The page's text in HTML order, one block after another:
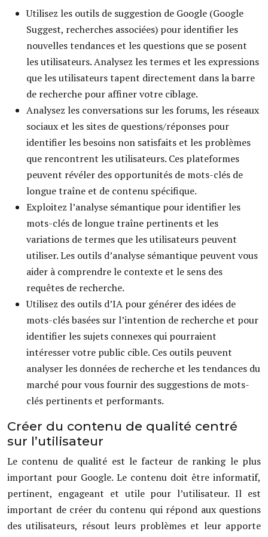
Utilisez les outils de suggestion de Google (Google
Suggest, recherches associées) pour identifier les
nouvelles tendances et les questions que se posent
les utilisateurs. Analysez les termes et les expressions
que les utilisateurs tapent directement dans la barre
de recherche pour affiner votre ciblage.
Analysez les conversations sur les forums, les réseaux
sociaux et les sites de questions/réponses pour
identifier les besoins non satisfaits et les problèmes
que rencontrent les utilisateurs. Ces plateformes
peuvent révéler des opportunités de mots-clés de
longue traîne et de contenu spécifique.
Exploitez l’analyse sémantique pour identifier les
mots-clés de longue traîne pertinents et les
variations de termes que les utilisateurs peuvent
utiliser. Les outils d’analyse sémantique peuvent vous
aider à comprendre le contexte et le sens des
requêtes de recherche.
Utilisez des outils d’IA pour générer des idées de
mots-clés basées sur l’intention de recherche et pour
identifier les sujets connexes qui pourraient
intéresser votre public cible. Ces outils peuvent
analyser les données de recherche et les tendances du
marché pour vous fournir des suggestions de mots-
clés pertinents et performants.
Créer du contenu de qualité centré
sur l’utilisateur
Le contenu de qualité est le facteur de ranking le plus
important pour Google. Le contenu doit être informatif,
pertinent, engageant et utile pour l’utilisateur. Il est
important de créer du contenu qui répond aux questions
des utilisateurs, résout leurs problèmes et leur apporte